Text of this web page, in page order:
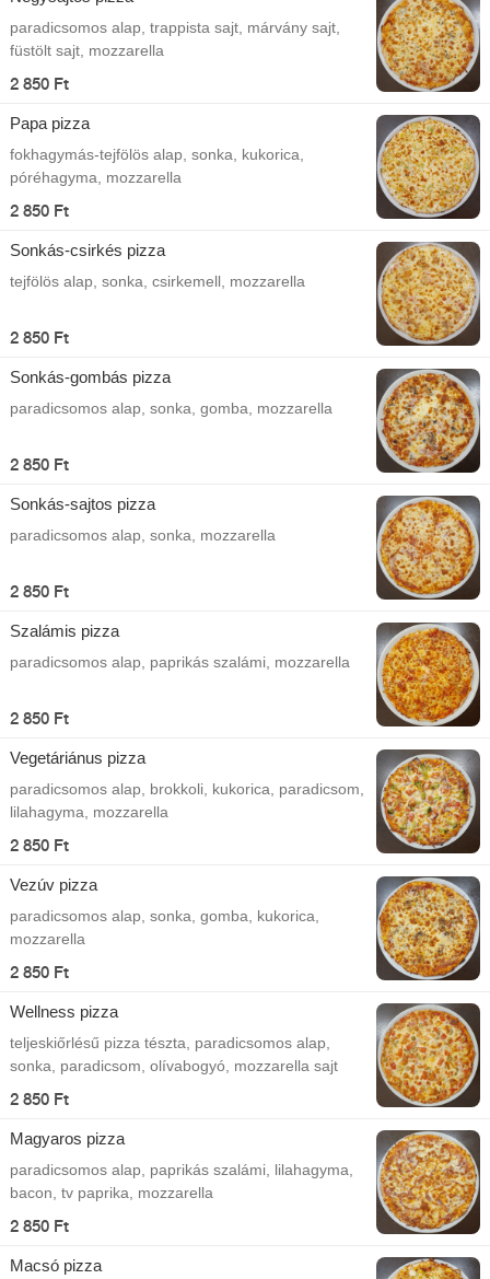
paradicsomos alap, trappista sajt, márvány sajt,
füstölt sajt, mozzarella
2 850 Ft
Papa pizza
fokhagymás-tejfölös alap, sonka, kukorica,
póréhagyma, mozzarella
2 850 Ft
Sonkás-csirkés pizza
tejfölös alap, sonka, csirkemell, mozzarella
2 850 Ft
Sonkás-gombás pizza
paradicsomos alap, sonka, gomba, mozzarella
2 850 Ft
Sonkás-sajtos pizza
paradicsomos alap, sonka, mozzarella
2 850 Ft
Szalámis pizza
paradicsomos alap, paprikás szalámi, mozzarella
2 850 Ft
Vegetáriánus pizza
paradicsomos alap, brokkoli, kukorica, paradicsom,
lilahagyma, mozzarella
2 850 Ft
Vezúv pizza
paradicsomos alap, sonka, gomba, kukorica,
mozzarella
2 850 Ft
Wellness pizza
teljeskiőrlésű pizza tészta, paradicsomos alap,
sonka, paradicsom, olívabogyó, mozzarella sajt
2 850 Ft
Magyaros pizza
paradicsomos alap, paprikás szalámi, lilahagyma,
bacon, tv paprika, mozzarella
2 850 Ft
Macsó pizza